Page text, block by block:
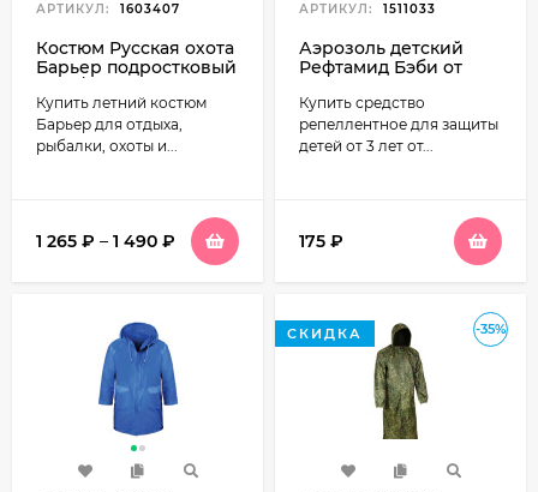
АРТИКУЛ: 1603407
Костюм Русская охота
Барьер подростковый
Купить летний костюм
Барьер для отдыха,
рыбалки, охоты и...
1 265 ₽ – 1 490 ₽
АРТИКУЛ: 1511033
Аэрозоль детский
Рефтамид Бэби от
Купить средство
репеллентное для защиты
детей от 3 лет от...
175 ₽
-35%
СКИДКА